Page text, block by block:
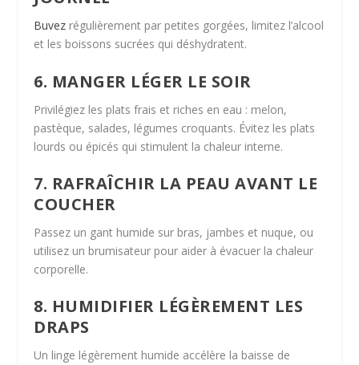
Buvez régulièrement par petites gorgées, limitez l’alcool
et les boissons sucrées qui déshydratent.
6. MANGER LÉGER LE SOIR
Privilégiez les plats frais et riches en eau : melon,
pastèque, salades, légumes croquants. Évitez les plats
lourds ou épicés qui stimulent la chaleur interne.
7. RAFRAÎCHIR LA PEAU AVANT LE
COUCHER
Passez un gant humide sur bras, jambes et nuque, ou
utilisez un brumisateur pour aider à évacuer la chaleur
corporelle.
8. HUMIDIFIER LÉGÈREMENT LES
DRAPS
Un linge légèrement humide accélère la baisse de